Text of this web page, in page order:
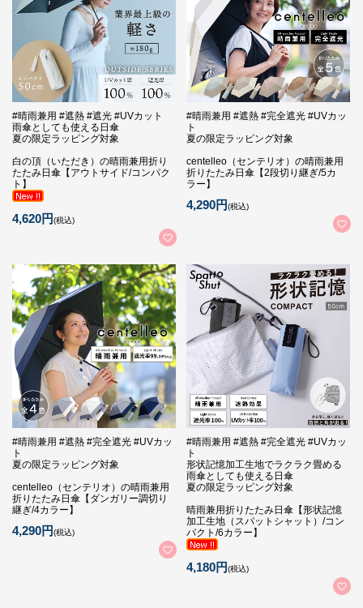
#晴雨兼用 #遮熱 #遮光 #UVカット
雨傘としても使える日傘
夏の限定ラッピング対象
白の頂（いただき）の晴雨兼用折り
たたみ日傘【アウトサイド/コンパク
ト】
4,620円(税込)
#晴雨兼用 #遮熱 #完全遮光 #UVカッ
ト
夏の限定ラッピング対象
centelleo（センテリオ）の晴雨兼用
折りたたみ日傘【2段切り継ぎ/5カ
ラー】
4,290円(税込)
#晴雨兼用 #遮熱 #完全遮光 #UVカッ
ト
夏の限定ラッピング対象
centelleo（センテリオ）の晴雨兼用
折りたたみ日傘【ダンガリー調切り
継ぎ/4カラー】
4,290円(税込)
#晴雨兼用 #遮熱 #完全遮光 #UVカッ
ト
形状記憶加工生地でラクラク畳める
雨傘としても使える日傘
夏の限定ラッピング対象
晴雨兼用折りたたみ日傘【形状記憶
加工生地（スパットシャット）/コン
パクト/6カラー】
4,180円(税込)